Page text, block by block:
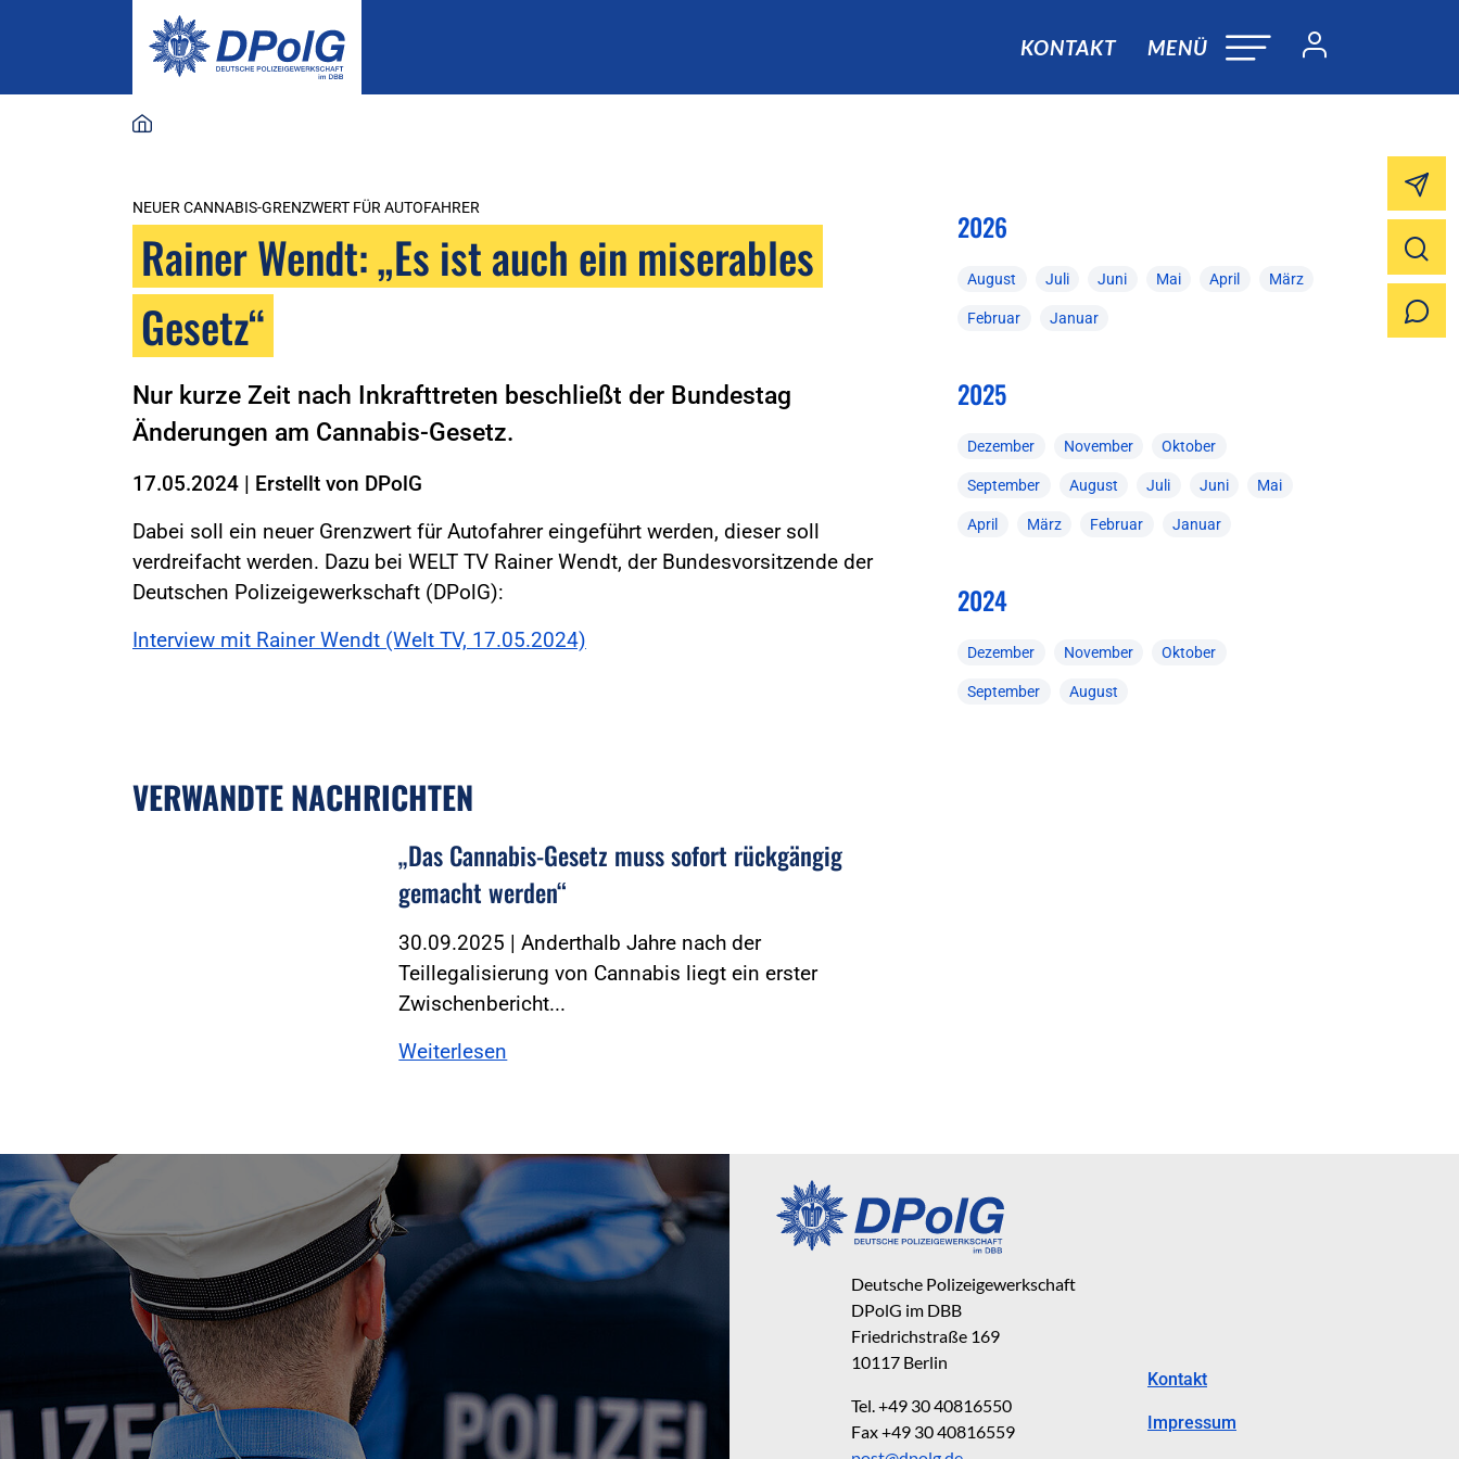
KONTAKT MENÜ
NEUER CANNABIS-GRENZWERT FÜR AUTOFAHRER
Rainer Wendt: „Es ist auch ein miserables
Gesetz“
Nur kurze Zeit nach Inkrafttreten beschließt der Bundestag
Änderungen am Cannabis-Gesetz.
17.05.2024 | Erstellt von DPolG
Dabei soll ein neuer Grenzwert für Autofahrer eingeführt werden, dieser soll
verdreifacht werden. Dazu bei WELT TV Rainer Wendt, der Bundesvorsitzende der
Deutschen Polizeigewerkschaft (DPolG):
Interview mit Rainer Wendt (Welt TV, 17.05.2024)
VERWANDTE NACHRICHTEN
„Das Cannabis-Gesetz muss sofort rückgängig
gemacht werden“
30.09.2025 | Anderthalb Jahre nach der
Teillegalisierung von Cannabis liegt ein erster
Zwischenbericht...
Weiterlesen
2026
August Juli Juni Mai April März
Februar Januar
2025
Dezember November Oktober
September August Juli Juni Mai
April März Februar Januar
2024
Dezember November Oktober
September August
Deutsche Polizeigewerkschaft
DPolG im DBB
Friedrichstraße 169
10117 Berlin
Tel. +49 30 40816550
Fax +49 30 40816559
Kontakt
Impressum